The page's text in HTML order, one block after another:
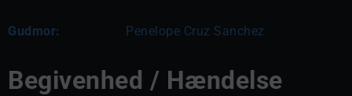
Gudmor: Penelope Cruz Sanchez
Begivenhed / Hændelse